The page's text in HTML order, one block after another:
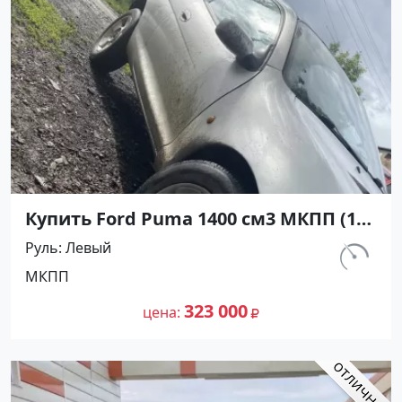
Купить Ford Puma 1400 см3 МКПП (125
л.с.) Бензин инжектор в Армавир:
цвет Серебристый Купе 1999 года по
цене 323000 рублей, объявление
№25116 на сайте Авторынок23
км.
Руль Левый
МКПП
цена 323 000